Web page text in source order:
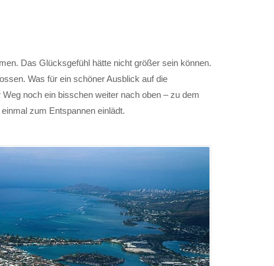
Das Glücksgefühl hätte nicht größer sein können.
Was für ein schöner Ausblick auf die
noch ein bisschen weiter nach oben – zu dem
zum Entspannen einlädt.